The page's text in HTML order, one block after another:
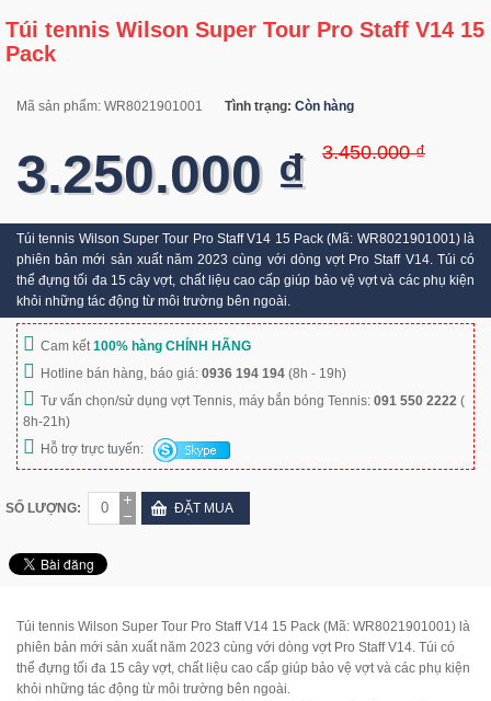
Túi tennis Wilson Super Tour Pro Staff V14 15
Pack
Mã sản phẩm: WR8021901001 Tình trạng: Còn hàng
3.450.000 ₫
3.250.000 ₫
Túi tennis Wilson Super Tour Pro Staff V14 15 Pack (Mã: WR8021901001) là
phiên bản mới sản xuất năm 2023 cùng với dòng vợt Pro Staff V14. Túi có
thể đựng tối đa 15 cây vợt, chất liệu cao cấp giúp bảo vệ vợt và các phụ kiện
khỏi những tác động từ môi trường bên ngoài.
Cam kết100% hàng CHÍNH HÃNG
Hotline bán hàng, báo giá: 0936 194 194 (8h - 19h)
Tư vấn chọn/sử dụng vợt Tennis, máy bắn bóng Tennis: 091 550 2222 (
8h-21h)
Hỗ trợ trực tuyến:
SỐ LƯỢNG: ĐẶT MUA
Túi tennis Wilson Super Tour Pro Staff V14 15 Pack (Mã: WR8021901001) là
phiên bản mới sản xuất năm 2023 cùng với dòng vợt Pro Staff V14. Túi có
thể đựng tối đa 15 cây vợt, chất liệu cao cấp giúp bảo vệ vợt và các phụ kiện
khỏi những tác động từ môi trường bên ngoài.